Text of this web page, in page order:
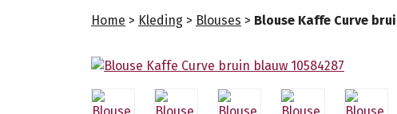
Home > Kleding > Blouses > Blouse Kaffe Curve